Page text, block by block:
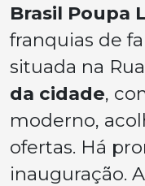
Brasil Poupa
franquias de
situada na
da cidade,
moderno,
ofertas. Há
inauguração.